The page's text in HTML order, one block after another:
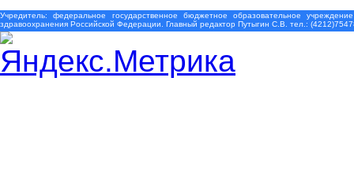
Учредитель: федеральное государственное бюджетное образовательное
здравоохранения Российской Федерации. Главный редактор Путыгин С.В. тел.: